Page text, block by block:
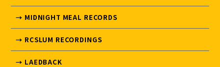
→ MIDNIGHT MEAL RECORDS
→ RCSLUM RECORDINGS
→ LAEDBACK